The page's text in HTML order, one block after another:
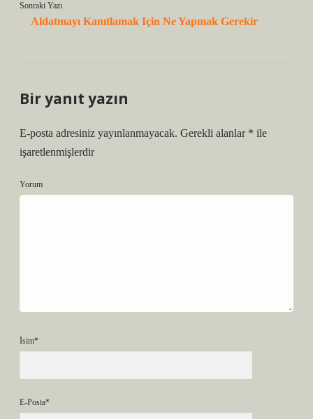
Sonraki Yazı
Aldatmayı Kanıtlamak Için Ne Yapmak Gerekir
Bir yanıt yazın
E-posta adresiniz yayınlanmayacak. Gerekli alanlar * ile
işaretlenmişlerdir
Yorum
İsim*
E-Posta*